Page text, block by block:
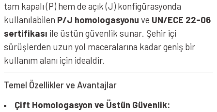
tam kapalı (P) hem de açık (J) konfigürasyonda
kullanılabilen P/J homologasyonu ve UN/ECE 22-06
sertifikası ile üstün güvenlik sunar. Şehir içi
sürüşlerden uzun yol maceralarına kadar geniş bir
kullanım alanı için idealdir.
Temel Özellikler ve Avantajlar
Çift Homologasyon ve Üstün Güvenlik: